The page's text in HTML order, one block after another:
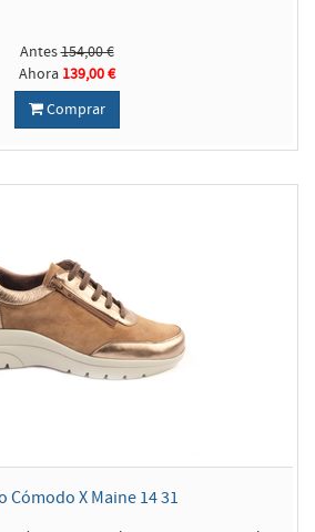
Antes154,00 €
Ahora 139,00 €
Comprar
Cómodo X Maine 14 31